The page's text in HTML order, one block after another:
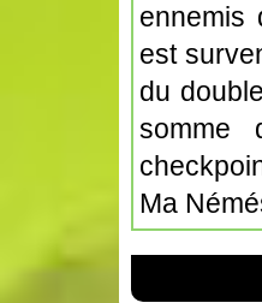
ennemis
est
du
Ma